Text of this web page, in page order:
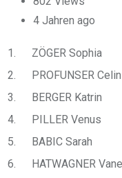
4 Jahren ago
1. ZÖGER Sophia
2.
PROFUNSER Celin
3.
BERGER Katrin
4.
PILLER Venus
5.
BABIC Sarah
6.
HATWAGNER